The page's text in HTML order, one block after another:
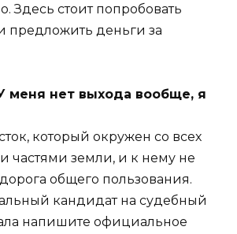
Здесь стоит попробовать
предложить деньги за
меня нет выхода вообще, я
который окружен со всех
частями земли, и к нему не
общего пользования.
кандидат на судебный
напишите официальное